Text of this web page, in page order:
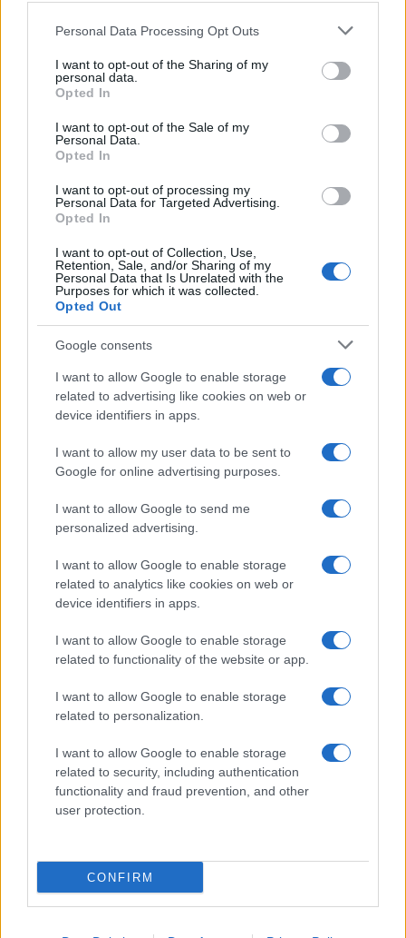
This information may also be disclosed by us to third parties
disclose it to other third parties.
Please note that this website/app uses one or more Google
services and may gather and store information including but
not limited to your visit or usage behaviour. You may click to
grant or deny consent to Google and its third-party tags to
consent section.
Personal Data Processing Opt Outs
I want to opt-out of the Sharing of my
personal data.
Opted In
I want to opt-out of the Sale of my
Personal Data.
Opted In
I want to opt-out of processing my
Personal Data for Targeted Advertising.
Opted In
I want to opt-out of Collection, Use,
Retention, Sale, and/or Sharing of my
Personal Data that Is Unrelated with the
Purposes for which it was collected.
Opted Out
Google consents
I want to allow Google to enable storage
related to advertising like cookies on web or
device identifiers in apps.
I want to allow my user data to be sent to
Google for online advertising purposes.
I want to allow Google to send me
personalized advertising.
I want to allow Google to enable storage
related to analytics like cookies on web or
device identifiers in apps.
I want to allow Google to enable storage
related to functionality of the website or app.
I want to allow Google to enable storage
related to personalization.
I want to allow Google to enable storage
related to security, including authentication
functionality and fraud prevention, and other
user protection.
CONFIRM